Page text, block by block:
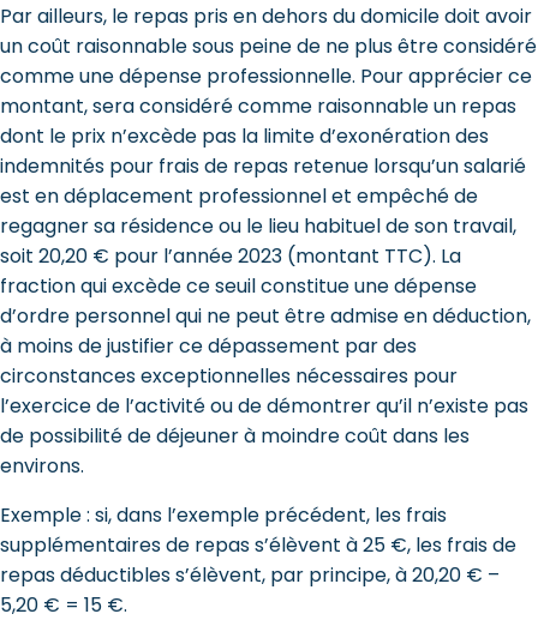
Par ailleurs, le repas pris en dehors du domicile doit avoir
un coût raisonnable sous peine de ne plus être considéré
comme une dépense professionnelle. Pour apprécier ce
montant, sera considéré comme raisonnable un repas
dont le prix n’excède pas la limite d’exonération des
indemnités pour frais de repas retenue lorsqu’un salarié
est en déplacement professionnel et empêché de
regagner sa résidence ou le lieu habituel de son travail,
soit 20,20 € pour l’année 2023 (montant TTC). La
fraction qui excède ce seuil constitue une dépense
d’ordre personnel qui ne peut être admise en déduction,
à moins de justifier ce dépassement par des
circonstances exceptionnelles nécessaires pour
l’exercice de l’activité ou de démontrer qu’il n’existe pas
de possibilité de déjeuner à moindre coût dans les
environs.
Exemple : si, dans l’exemple précédent, les frais
supplémentaires de repas s’élèvent à 25 €, les frais de
repas déductibles s’élèvent, par principe, à 20,20 € –
5,20 € = 15 €.